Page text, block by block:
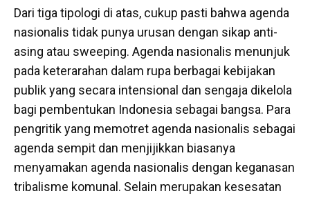
Dari tiga tipologi di atas, cukup pasti bahwa agenda
nasionalis tidak punya urusan dengan sikap anti-
asing atau sweeping. Agenda nasionalis menunjuk
pada keterarahan dalam rupa berbagai kebijakan
publik yang secara intensional dan sengaja dikelola
bagi pembentukan Indonesia sebagai bangsa. Para
pengritik yang memotret agenda nasionalis sebagai
agenda sempit dan menjijikkan biasanya
menyamakan agenda nasionalis dengan keganasan
tribalisme komunal. Selain merupakan kesesatan